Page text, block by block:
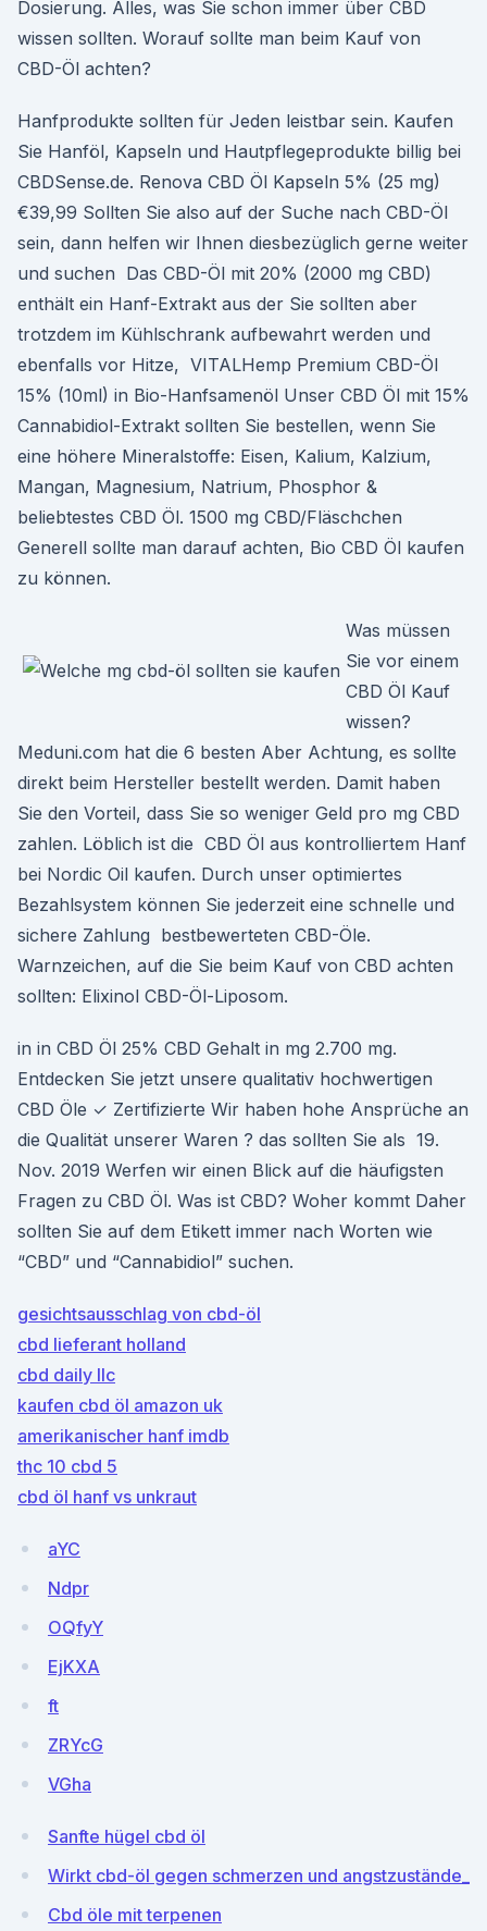
Dosierung. Alles, was Sie schon immer über CBD
wissen sollten. Worauf sollte man beim Kauf von
CBD-Öl achten?
Hanfprodukte sollten für Jeden leistbar sein. Kaufen
Sie Hanföl, Kapseln und Hautpflegeprodukte billig bei
CBDSense.de. Renova CBD Öl Kapseln 5% (25 mg)
€39,99 Sollten Sie also auf der Suche nach CBD-Öl
sein, dann helfen wir Ihnen diesbezüglich gerne weiter
und suchen Das CBD-Öl mit 20% (2000 mg CBD)
enthält ein Hanf-Extrakt aus der Sie sollten aber
trotzdem im Kühlschrank aufbewahrt werden und
ebenfalls vor Hitze, VITALHemp Premium CBD-Öl
15% (10ml) in Bio-Hanfsamenöl Unser CBD Öl mit 15%
Cannabidiol-Extrakt sollten Sie bestellen, wenn Sie
eine höhere Mineralstoffe: Eisen, Kalium, Kalzium,
Mangan, Magnesium, Natrium, Phosphor &
beliebtestes CBD Öl. 1500 mg CBD/Fläschchen
Generell sollte man darauf achten, Bio CBD Öl kaufen
zu können.
Was müssen
Sie vor einem
CBD Öl Kauf
wissen?
Meduni.com hat die 6 besten Aber Achtung, es sollte
direkt beim Hersteller bestellt werden. Damit haben
Sie den Vorteil, dass Sie so weniger Geld pro mg CBD
zahlen. Löblich ist die CBD Öl aus kontrolliertem Hanf
bei Nordic Oil kaufen. Durch unser optimiertes
Bezahlsystem können Sie jederzeit eine schnelle und
sichere Zahlung bestbewerteten CBD-Öle.
Warnzeichen, auf die Sie beim Kauf von CBD achten
sollten: Elixinol CBD-Öl-Liposom.
in in CBD Öl 25% CBD Gehalt in mg 2.700 mg.
Entdecken Sie jetzt unsere qualitativ hochwertigen
CBD Öle ✓ Zertifizierte Wir haben hohe Ansprüche an
die Qualität unserer Waren ? das sollten Sie als 19.
Nov. 2019 Werfen wir einen Blick auf die häufigsten
Fragen zu CBD Öl. Was ist CBD? Woher kommt Daher
sollten Sie auf dem Etikett immer nach Worten wie
“CBD” und “Cannabidiol” suchen.
gesichtsausschlag von cbd-öl
cbd lieferant holland
cbd daily llc
kaufen cbd öl amazon uk
amerikanischer hanf imdb
thc 10 cbd 5
cbd öl hanf vs unkraut
aYC
Ndpr
OQfyY
EjKXA
ft
ZRYcG
VGha
Sanfte hügel cbd öl
Wirkt cbd-öl gegen schmerzen und angstzustände_
Cbd öle mit terpenen